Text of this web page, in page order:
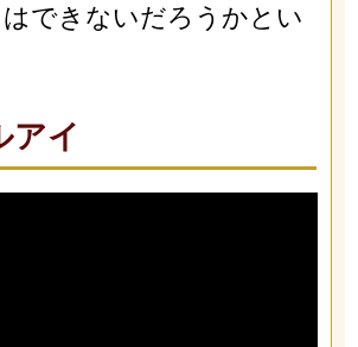
できないだろうかとい
アイ